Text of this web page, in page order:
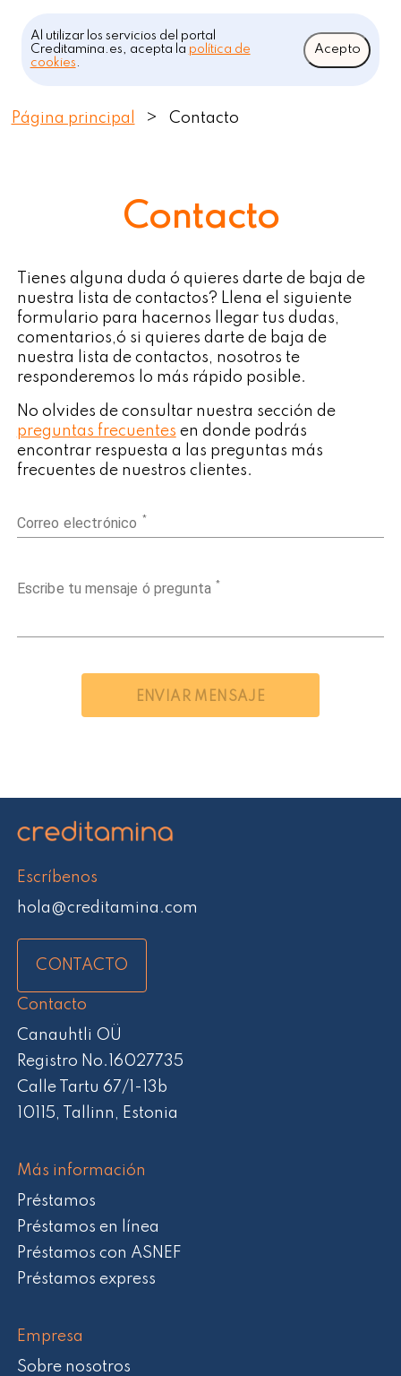
Página principal > Contacto
Contacto
Tienes alguna duda ó quieres darte de baja de
nuestra lista de contactos? Llena el siguiente
formulario para hacernos llegar tus dudas,
comentarios,ó si quieres darte de baja de
nuestra lista de contactos, nosotros te
responderemos lo más rápido posible.
No olvides de consultar nuestra sección de
preguntas frecuentes en donde podrás
encontrar respuesta a las preguntas más
frecuentes de nuestros clientes.
Correo electrónico *
Escribe tu mensaje ó pregunta *
ENVIAR MENSAJE
Escríbenos
hola@creditamina.com
CONTACTO
Contacto
Canauhtli OÜ
Registro No.16027735
Calle Tartu 67/1-13b
10115, Tallinn, Estonia
Más información
Préstamos
Préstamos en línea
Préstamos con ASNEF
Préstamos express
Empresa
Sobre nosotros
Al utilizar los servicios del portal
Creditamina.es, acepta la política de
cookies .
Acepto